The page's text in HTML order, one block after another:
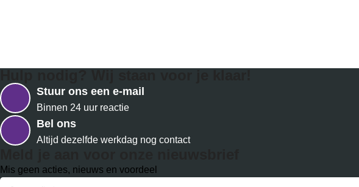
Stuur ons een e-mail
Binnen 24 uur reactie
Bel ons
Altijd dezelfde werkdag nog contact
Mis geen acties, nieuws en voordeel